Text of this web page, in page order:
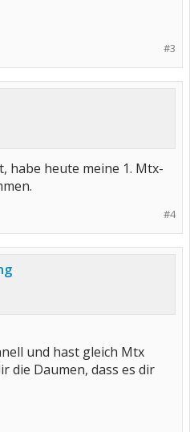
#3
habe heute meine 1. Mtx-
#4
und hast gleich Mtx
die Daumen, dass es dir